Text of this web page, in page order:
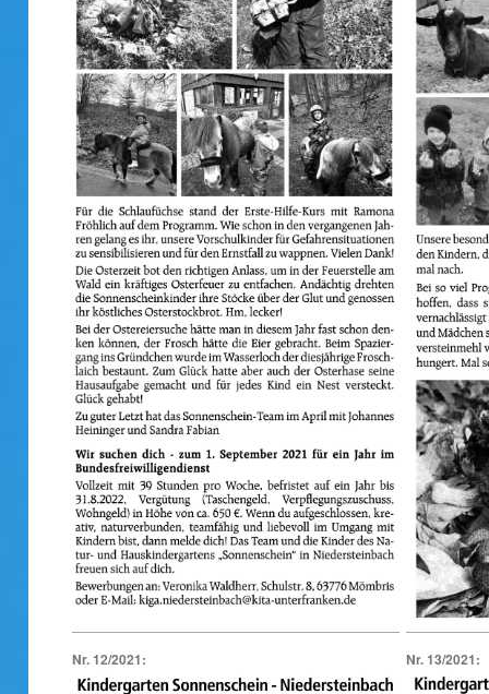
Nr. 12/2021: Nr. 13/2021: